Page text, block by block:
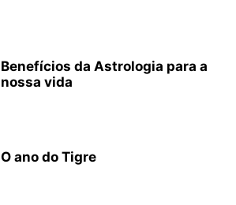
Benefícios da Astrologia para a
nossa vida
O ano do Tigre